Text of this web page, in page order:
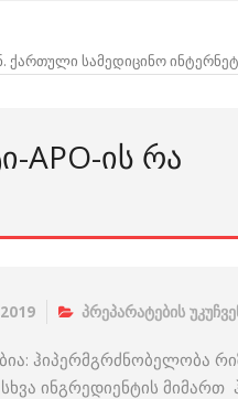
სამედიცინო
APO-ᲘᲡ ᲠᲐ
პრეპარატების
ჰიპერმგრძნობელობა
ინგრედიენტის მიმართ